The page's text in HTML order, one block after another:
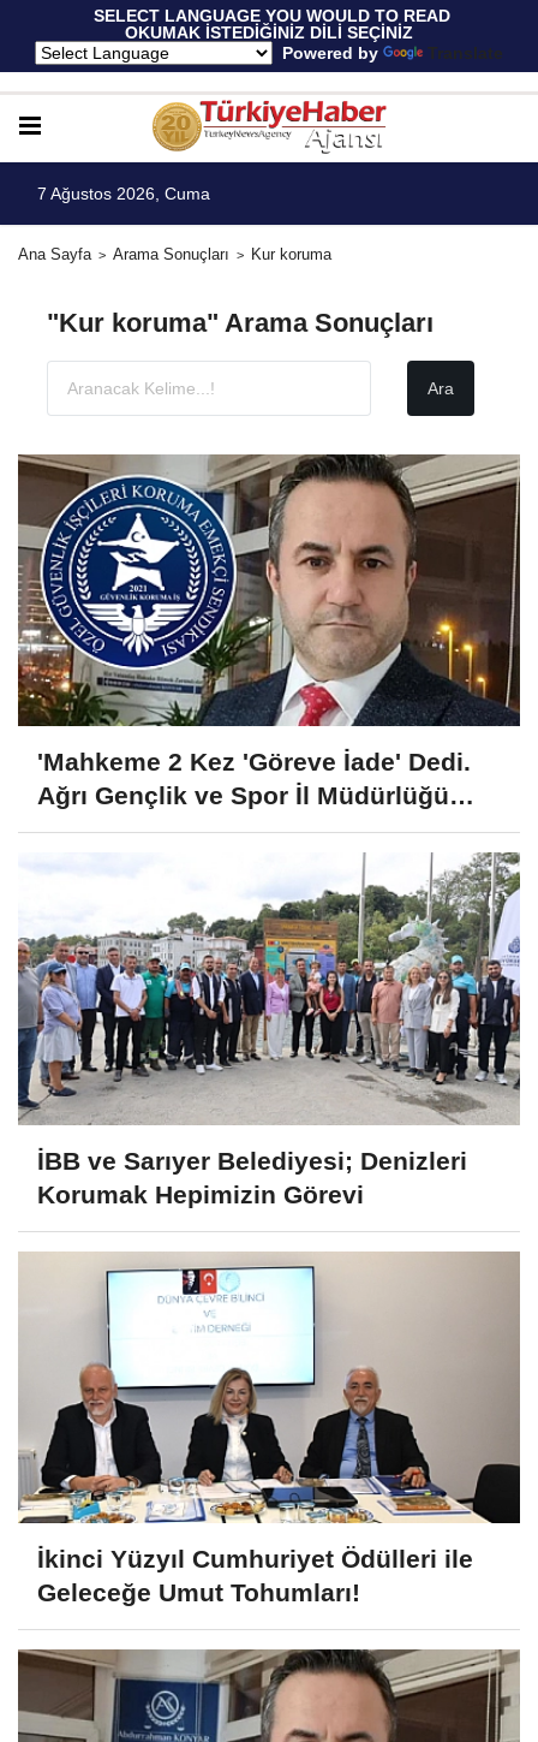
SELECT LANGUAGE YOU WOULD TO READ
OKUMAK İSTEDİĞİNİZ DİLİ SEÇİNİZ
Powered by
Translate
7 Ağustos 2026, Cuma
Ana Sayfa Arama Sonuçları Kur koruma
"Kur koruma" Arama Sonuçları
'Mahkeme 2 Kez 'Göreve İade' Dedi.
Ağrı Gençlik ve Spor İl Müdürlüğü
Kararı Uygulamadı'
İBB ve Sarıyer Belediyesi; Denizleri
Korumak Hepimizin Görevi
İkinci Yüzyıl Cumhuriyet Ödülleri ile
Geleceğe Umut Tohumları!